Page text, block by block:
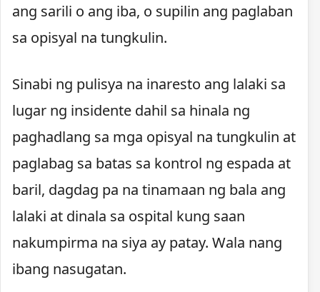
ang sarili o ang iba, o supilin ang paglaban
sa opisyal na tungkulin.
Sinabi ng pulisya na inaresto ang lalaki sa
lugar ng insidente dahil sa hinala ng
paghadlang sa mga opisyal na tungkulin at
paglabag sa batas sa kontrol ng espada at
baril, dagdag pa na tinamaan ng bala ang
lalaki at dinala sa ospital kung saan
nakumpirma na siya ay patay. Wala nang
ibang nasugatan.